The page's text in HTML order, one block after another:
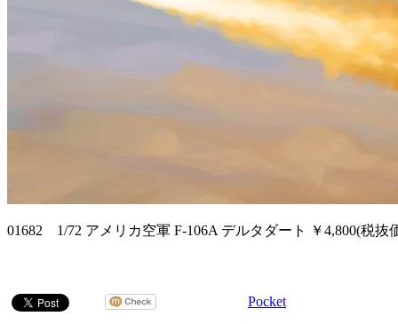
01682 1/72 アメリカ空軍 F-106A デルタダート ￥4,800(税抜
Pocket